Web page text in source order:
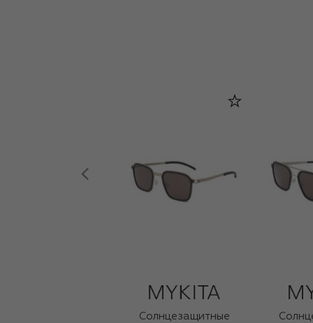
Солнцезащитные